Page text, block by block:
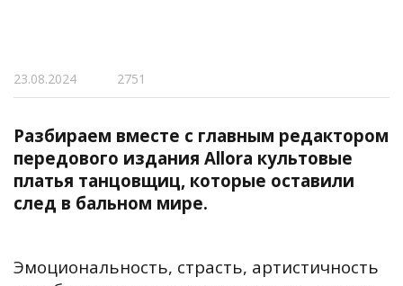
23.08.2024 2751
Разбираем вместе с главным редактором
передового издания Allora культовые
платья танцовщиц, которые оставили
след в бальном мире.
Эмоциональность, страсть, артистичность